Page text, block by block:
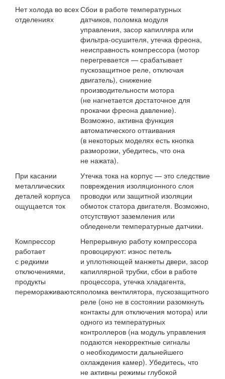
Нет холода во всех
отделениях
Сбои в работе температурных
датчиков, поломка модуля
управления, засор капилляра или
фильтра-осушителя, утечка фреона,
неисправность компрессора (мотор
перегревается — срабатывает
пускозащитное реле, отключая
двигатель), снижение
производительности мотора
(не нагнетается достаточное для
прокачки фреона давление).
Возможно, активна функция
автоматического оттаивания
(в некоторых моделях есть кнопка
разморозки, убедитесь, что она
не нажата).
При касании
металлических
деталей корпуса
ощущается ток
Утечка тока на корпус — это следствие
повреждения изоляционного слоя
проводки или защитной изоляции
обмоток статора двигателя. Возможно,
отсутствуют заземления или
обледенели температурные датчики.
Компрессор
работает
с редкими
отключениями,
продукты
перемораживаются
Непрерывную работу компрессора
провоцируют: износ петель
и уплотняющей манжеты двери, засор
капиллярной трубки, сбои в работе
процессора, утечка хладагента,
поломка вентилятора, пускозащитного
реле (оно не в состоянии разомкнуть
контакты для отключения мотора) или
одного из температурных
контроллеров (на модуль управления
подаются некорректные сигналы
о необходимости дальнейшего
охлаждения камер). Убедитесь, что
не активны режимы глубокой